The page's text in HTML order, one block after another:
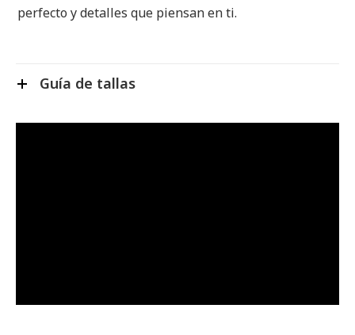
perfecto y detalles que piensan en ti.
Guía de tallas